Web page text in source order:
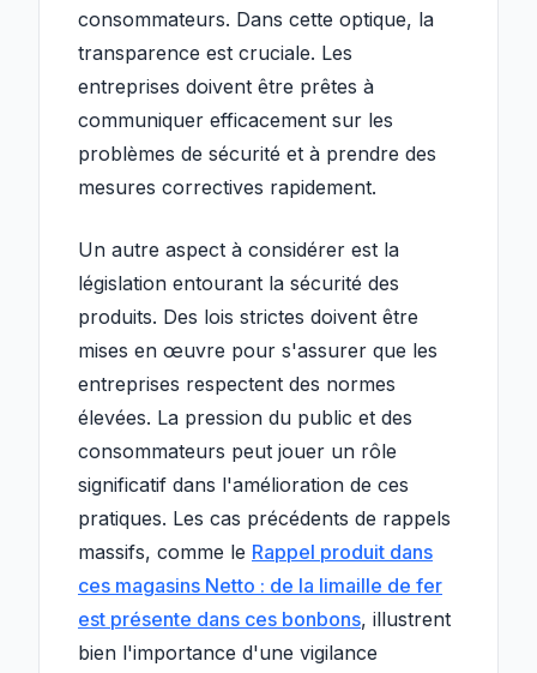
consommateurs. Dans cette optique, la
transparence est cruciale. Les
entreprises doivent être prêtes à
communiquer efficacement sur les
problèmes de sécurité et à prendre des
mesures correctives rapidement.
Un autre aspect à considérer est la
législation entourant la sécurité des
produits. Des lois strictes doivent être
mises en œuvre pour s'assurer que les
entreprises respectent des normes
élevées. La pression du public et des
consommateurs peut jouer un rôle
significatif dans l'amélioration de ces
pratiques. Les cas précédents de rappels
massifs, comme le Rappel produit dans
ces magasins Netto : de la limaille de fer
est présente dans ces bonbons, illustrent
bien l'importance d'une vigilance